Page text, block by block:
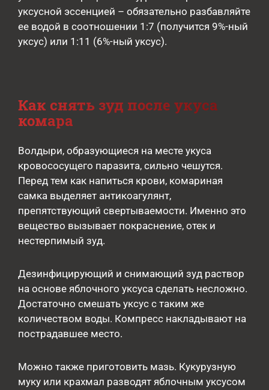
уксусной эссенцией – обязательно разбавляйте
ее водой в соотношении 1:7 (получится 9%-ный
уксус) или 1:11 (6%-ный уксус).
Как снять зуд после укуса
комара
Волдыри, образующиеся на месте укуса
кровососущего паразита, сильно чешутся.
Перед тем как напиться крови, комариная
самка выделяет антикоагулянт,
препятствующий свертываемости. Именно это
вещество вызывает покраснение, отек и
нестерпимый зуд.
Дезинфицирующий и снимающий зуд раствор
на основе яблочного уксуса сделать несложно.
Достаточно смешать уксус с таким же
количеством воды. Компресс накладывают на
пострадавшее место.
Можно также приготовить мазь. Кукурузную
муку или крахмал разводят яблочным уксусом